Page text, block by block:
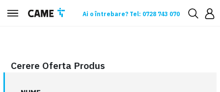
Ai o întrebare? Tel: 0728 743 070
Cerere Oferta Produs